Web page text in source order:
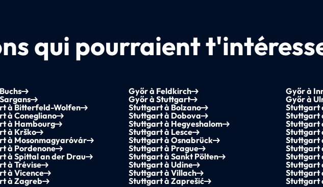
qui pourraient
Győr à Feldkirch
Győr à
Győr à Stuttgart
Győr à
à Bitterfeld-Wolfen Stuttgart à Bolzano
Stuttgart
à Conegliano Stuttgart à Dobova
Stuttgart
à Hambourg Stuttgart à Hegyeshalom
Stuttgart
à Krško Stuttgart à Lesce
Stuttgart
à Mosonmagyaróvár Stuttgart à Osnabrück
Stuttgart
à Pordenone Stuttgart à Prague
Stuttgart
à Spittal an der Drau Stuttgart à Sankt Pölten
Stuttgart
à Trévise Stuttgart à Udine
Stuttgart
à Vicence Stuttgart à Villach
Stuttgart
à Zagreb Stuttgart à Zaprešić Stuttgart